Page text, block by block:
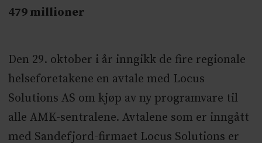
479 millioner
Den 29. oktober i år inngikk de fire regionale
helseforetakene en avtale med Locus
Solutions AS om kjøp av ny programvare til
alle AMK-sentralene. Avtalene som er inngått
med Sandefjord-firmaet Locus Solutions er